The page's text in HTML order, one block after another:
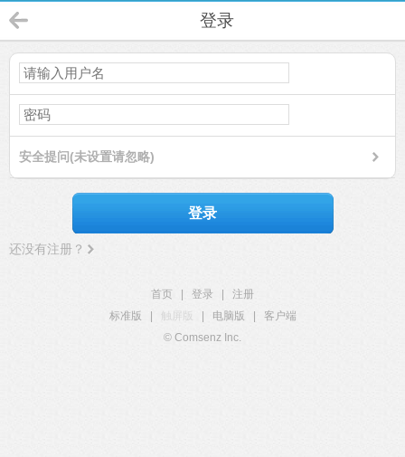
登录
安全提问(未设置请忽略)
登录
还没有注册？
首页 登录
注册
标准版
触屏版 电脑版
客户端
© Comsenz Inc.